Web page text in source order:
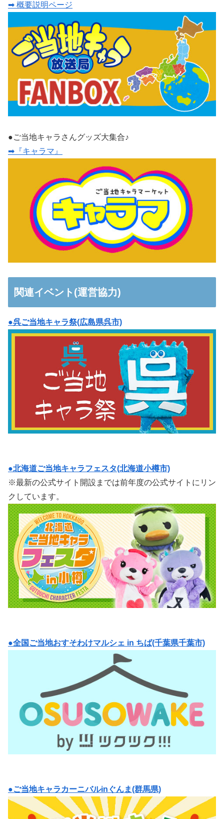
➡ 概要説明ページ
●ご当地キャラさんグッズ大集合♪
➡『キャラマ』
関連イベント(運営協力)
●呉ご当地キャラ祭(広島県呉市)
●北海道ご当地キャラフェスタ(北海道小樽市)
※最新の公式サイト開設までは前年度の公式サイトにリン
クしています。
●全国ご当地おすそわけマルシェ in ちば(千葉県千葉市)
●ご当地キャラカーニバルinぐんま(群馬県)